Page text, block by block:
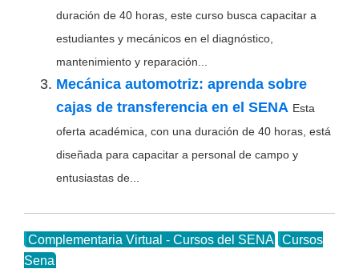
duración de 40 horas, este curso busca capacitar a
estudiantes y mecánicos en el diagnóstico,
mantenimiento y reparación...
Mecánica automotriz: aprenda sobre
cajas de transferencia en el SENA Esta
oferta académica, con una duración de 40 horas, está
diseñada para capacitar a personal de campo y
entusiastas de...
Complementaria Virtual - Cursos del SENA
Cursos
Sena